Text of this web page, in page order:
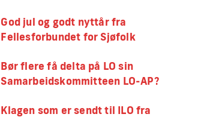
God jul og godt nyttår fra
Fellesforbundet for Sjøfolk
Bør flere få delta på LO sin
Samarbeidskommitteen LO-AP?
Klagen som er sendt til ILO fra